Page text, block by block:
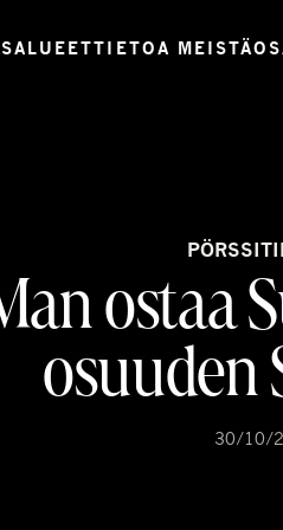
TIETOA MEISTÄ
ostaa
osuuden
30/10/